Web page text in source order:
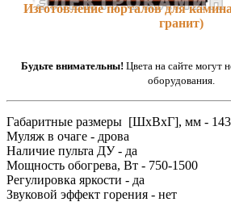
Изготовление порталов для
гранит)
Будьте внимательны! Цвета на сайте могут
оборудования.
Габаритные размеры [ШxВxГ], мм -
Муляж в очаге - дрова
Наличие пульта ДУ - да
Мощность обогрева, Вт - 750-1500
Регулировка яркости - да
Звуковой эффект горения - нет